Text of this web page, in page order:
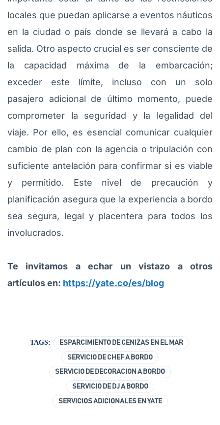
locales que puedan aplicarse a eventos náuticos
en la ciudad o país donde se llevará a cabo la
salida. Otro aspecto crucial es ser consciente de
la capacidad máxima de la embarcación;
exceder este límite, incluso con un solo
pasajero adicional de último momento, puede
comprometer la seguridad y la legalidad del
viaje. Por ello, es esencial comunicar cualquier
cambio de plan con la agencia o tripulación con
suficiente antelación para confirmar si es viable
y permitido. Este nivel de precaución y
planificación asegura que la experiencia a bordo
sea segura, legal y placentera para todos los
involucrados.
Te invitamos a echar un vistazo a otros
artículos en: https://yate.co/es/blog
TAGS: ESPARCIMIENTO DE CENIZAS EN EL MAR
SERVICIO DE CHEF A BORDO
SERVICIO DE DECORACION A BORDO
SERVICIO DE DJ A BORDO
SERVICIOS ADICIONALES EN YATE